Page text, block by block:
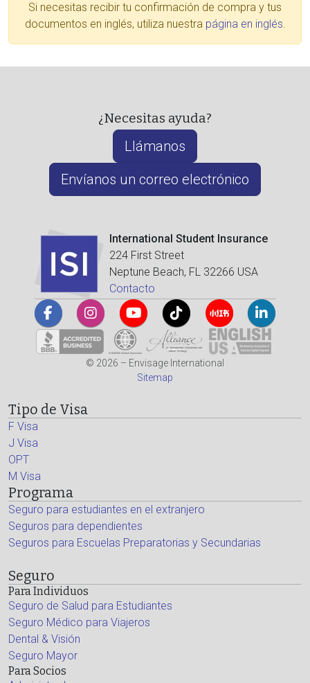
Si necesitas recibir tu confirmación de compra y tus
documentos en inglés, utiliza nuestra página en inglés.
¿Necesitas ayuda?
Llámanos
Envíanos un correo electrónico
International Student Insurance
224 First Street
Neptune Beach, FL 32266 USA
Contacto
© 2026 – Envisage International
Sitemap
Tipo de Visa
F Visa
J Visa
OPT
M Visa
Programa
Seguro para estudiantes en el extranjero
Seguros para dependientes
Seguros para Escuelas Preparatorias y Secundarias
Seguro
Para Individuos
Seguro de Salud para Estudiantes
Seguro Médico para Viajeros
Dental & Visión
Seguro Mayor
Para Socios